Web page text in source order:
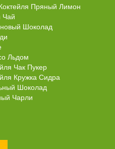
Пряный Лимон
Чай
Шоколад
Льдом
Чак Пукер
Кружка Сидра
Шоколад
Чарли